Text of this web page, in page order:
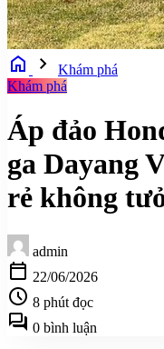
home chevron_right
Khám phá
Khám phá
Áp đảo
ga Dayang
rẻ không
admin
calendar_today 22/06/2026
schedule 8 phút đọc
forum 0 bình luận